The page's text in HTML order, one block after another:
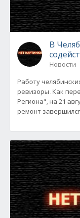
В
Новости
Работу
ревизоры. Как
Региона", на 21
ремонт завершился